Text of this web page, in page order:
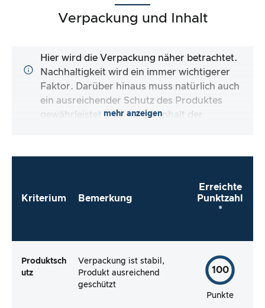
Verpackung und Inhalt
Hier wird die Verpackung näher betrachtet.
Nachhaltigkeit wird ein immer wichtigerer
Faktor. Darüber hinaus muss natürlich auch
ein ausreichender Schutz des Produktes
gewährleistet sein. Ist der Inhalt der
direkt zu verwenden?
mehr anzeigen
Kriterium Bemerkung
Erreichte
Punktzahl
*
Produktsch
utz
Verpackung ist stabil,
Produkt ausreichend
geschützt
100
Punkte